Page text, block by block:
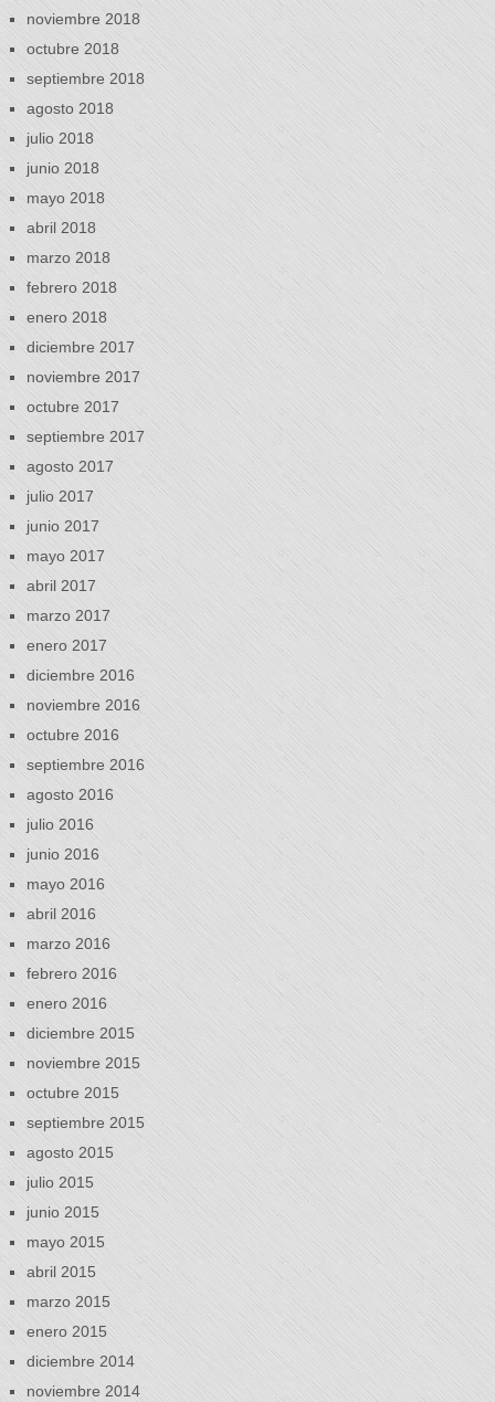
noviembre 2018
octubre 2018
septiembre 2018
agosto 2018
julio 2018
junio 2018
mayo 2018
abril 2018
marzo 2018
febrero 2018
enero 2018
diciembre 2017
noviembre 2017
octubre 2017
septiembre 2017
agosto 2017
julio 2017
junio 2017
mayo 2017
abril 2017
marzo 2017
enero 2017
diciembre 2016
noviembre 2016
octubre 2016
septiembre 2016
agosto 2016
julio 2016
junio 2016
mayo 2016
abril 2016
marzo 2016
febrero 2016
enero 2016
diciembre 2015
noviembre 2015
octubre 2015
septiembre 2015
agosto 2015
julio 2015
junio 2015
mayo 2015
abril 2015
marzo 2015
enero 2015
diciembre 2014
noviembre 2014